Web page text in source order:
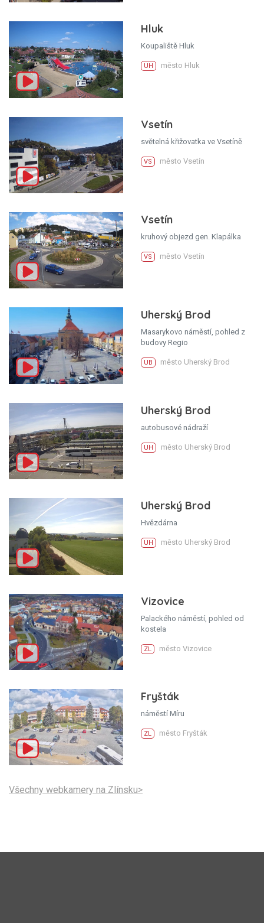
Hluk
Koupaliště Hluk
UH město Hluk
Vsetín
světelná křižovatka ve Vsetíně
VS město Vsetín
Vsetín
kruhový objezd gen. Klapálka
VS město Vsetín
Uherský Brod
Masarykovo náměstí, pohled z
budovy Regio
UB město Uherský Brod
Uherský Brod
autobusové nádraží
UH město Uherský Brod
Uherský Brod
Hvězdárna
UH město Uherský Brod
Vizovice
Palackého náměstí, pohled od
kostela
ZL město Vizovice
Fryšták
náměstí Míru
ZL město Fryšták
Všechny webkamery na Zlínsku>